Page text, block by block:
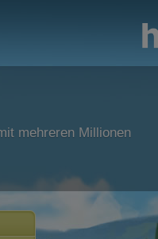
mehreren Millionen